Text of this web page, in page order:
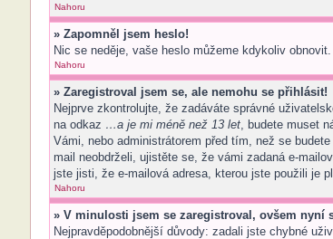
Nahoru
» Zapomněl jsem heslo!
Nic se neděje, vaše heslo můžeme kdykoliv
Nahoru
» Zaregistroval jsem se, ale nemohu se přihlásit!
Nejprve zkontrolujte, že zadáváte správné
na odkaz …a je mi méně než 13 let, budete muset
Vámi, nebo administrátorem před tím, než se
mail neobdrželi, ujistěte se, že vámi zadaná e-
jste jisti, že e-mailová adresa, kterou jste použili je
Nahoru
» V minulosti jsem se zaregistroval, ovšem nyní
Nejpravděpodobnější důvody: zadali jste chybné